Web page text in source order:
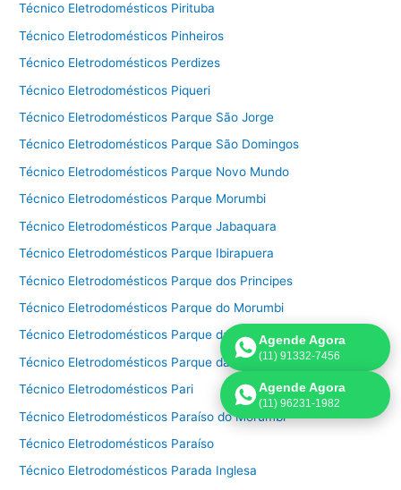
Técnico Eletrodomésticos Pirituba
Técnico Eletrodomésticos Pinheiros
Técnico Eletrodomésticos Perdizes
Técnico Eletrodomésticos Piqueri
Técnico Eletrodomésticos Parque São Jorge
Técnico Eletrodomésticos Parque São Domingos
Técnico Eletrodomésticos Parque Novo Mundo
Técnico Eletrodomésticos Parque Morumbi
Técnico Eletrodomésticos Parque Jabaquara
Técnico Eletrodomésticos Parque Ibirapuera
Técnico Eletrodomésticos Parque dos Principes
Técnico Eletrodomésticos Parque do Morumbi
Técnico Eletrodomésticos Parque da Mooca
Técnico Eletrodomésticos Parque da Lapa
Técnico Eletrodomésticos Pari
Técnico Eletrodomésticos Paraíso do Morumbi
Técnico Eletrodomésticos Paraíso
Técnico Eletrodomésticos Parada Inglesa
Agende Agora
(11) 91332-7456
Agende Agora
(11) 96231-1982